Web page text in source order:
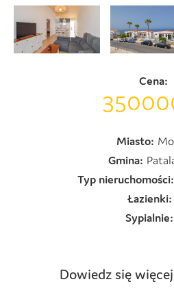
Cena:
Miasto:
Gmina:
Typ nieruchomości:
Łazienki:
Sypialnie:
Dowiedz się